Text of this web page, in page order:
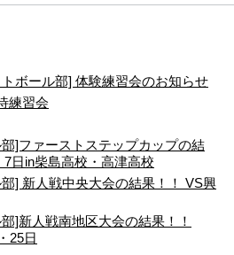
ボール部] 体験練習会のお知らせ
練習会
]ファーストステップカップの結
日in柴島高校・高津高校
] 新人戦中央大会の結果！！ VS興
]新人戦南地区大会の結果！！
25日